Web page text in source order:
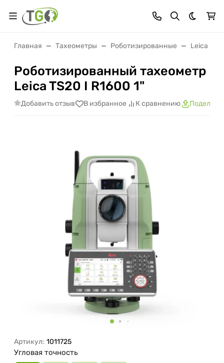
Темная
Главная Тахеометры Роботизированные Leica
Роботизированный тахеометр
Leica TS20 I R1600 1"
Добавить отзыв В избранное К сравнению
Артикул: 1011725
Угловая точность